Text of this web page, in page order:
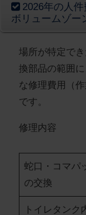
2026年の人
ボリュームゾー
場所が特定で
換部品の範囲
な修理費用（
です。
修理内容
蛇口・コマパ
の交換
トイレタンク